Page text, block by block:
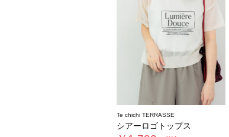
Te chichi TERRASSE
シアーロゴトップス